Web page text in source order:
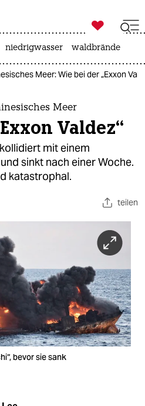
ich
ich

taz zahl ich
niedrigwasser waldbrände
Meer: Wie bei der „Exxon
Meer
Valdez“
mit einem
sinkt nach einer Woche.
katastrophal.
teilen
bevor sie sank